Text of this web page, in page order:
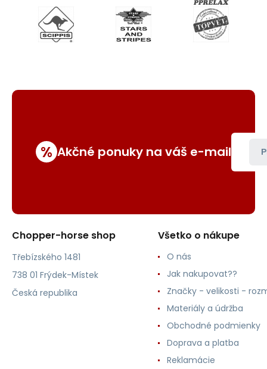
% Akčné ponuky na váš e-mail
Chopper-horse shop
Třebízského 1481
738 01 Frýdek-Místek
Česká republika
Všetko o nákupe
O nás
Jak nakupovat??
Značky - velikosti -
Materiály a údržba
Obchodné podmienky
Doprava a platba
Reklamácie